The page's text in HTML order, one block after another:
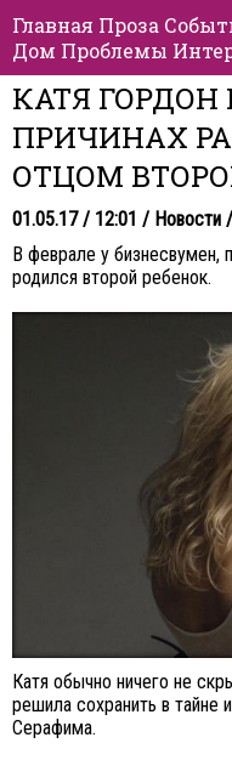
Главная Проза
Дом Проблемы
КАТЯ
ПРИЧИНАХ
ОТЦОМ
01.05.17 / 12:01 / Новости /
В феврале у бизнесвумен,
родился второй ребенок.
Катя обычно ничего не
решила сохранить в тайне
Серафима.